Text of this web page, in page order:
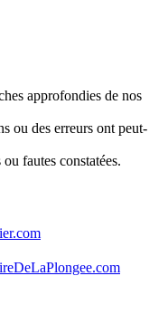
approfondies de nos
ou des erreurs ont peut-
fautes constatées.